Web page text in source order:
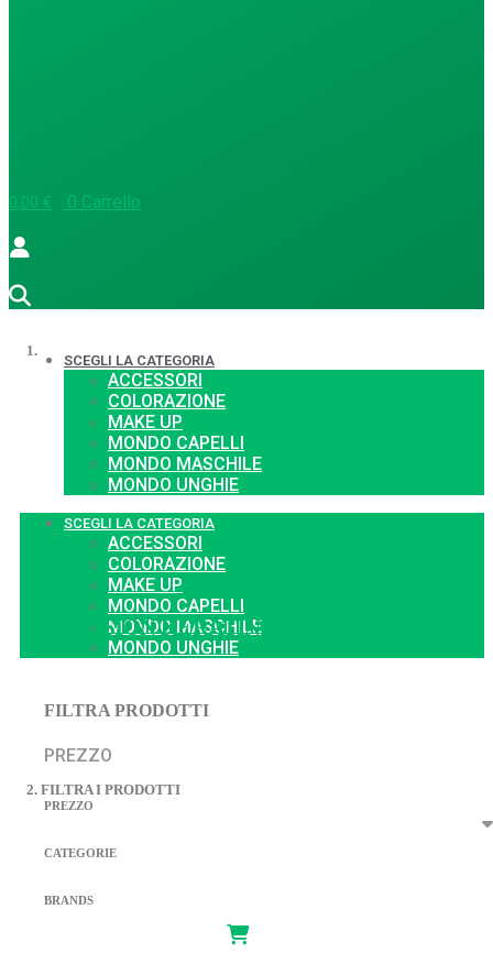
0,00 € 0 Carrello
1.
SCEGLI LA CATEGORIA
ACCESSORI
COLORAZIONE
MAKE UP
MONDO CAPELLI
MONDO MASCHILE
MONDO UNGHIE
SCEGLI LA CATEGORIA
ACCESSORI
COLORAZIONE
MAKE UP
MONDO CAPELLI
MONDO MASCHILE
MONDO UNGHIE
EXTENSION KERATINA (A CALDO)
FILTRA PRODOTTI
2. FILTRA I PRODOTTI
PREZZO
PREZZO
CATEGORIE
BRANDS